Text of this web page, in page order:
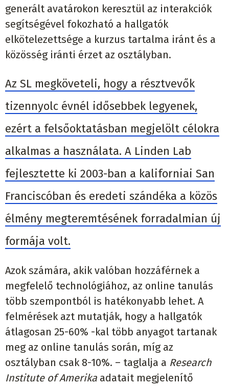
generált avatárokon keresztül az interakciók
segítségével fokozható a hallgatók
elkötelezettsége a kurzus tartalma iránt és a
közösség iránti érzet az osztályban.
Az SL megköveteli, hogy a résztvevők
tizennyolc évnél idősebbek legyenek,
ezért a felsőoktatásban megjelölt célokra
alkalmas a használata. A Linden Lab
fejlesztette ki 2003-ban a kaliforniai San
Franciscóban és eredeti szándéka a közös
élmény megteremtésének forradalmian új
formája volt.
Azok számára, akik valóban hozzáférnek a
megfelelő technológiához, az online tanulás
több szempontból is hatékonyabb lehet. A
felmérések azt mutatják, hogy a hallgatók
átlagosan 25-60% -kal több anyagot tartanak
meg az online tanulás során, míg az
osztályban csak 8-10%. – taglalja a Research
Institute of Amerika adatait megjelenítő